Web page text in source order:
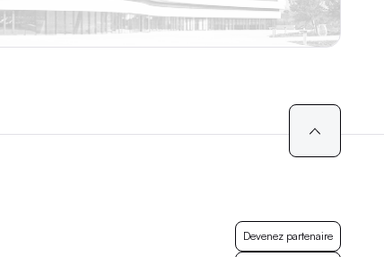
Devenez partenaire